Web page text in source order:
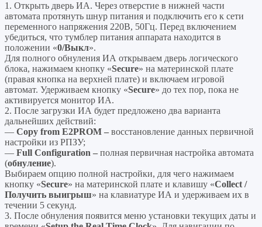
1. Открыть дверь ИА. Через отверстие в нижней части
автомата протянуть шнур питания и подключить его к сети
переменного напряжения 220В, 50Гц. Перед включением
убедиться, что тумблер питания аппарата находится в
положении «0/Выкл».
Для полного обнуления ИА открываем дверь логического
блока, нажимаем кнопку «Secure» на материнской плате
(правая кнопка на верхней плате) и включаем игровой
автомат. Удерживаем кнопку «Secure» до тех пор, пока не
активируется монитор ИА.
2. После загрузки ИА будет предложено два варианта
дальнейших действий:
— Copy from E2PROM – восстановление данных первичной
настройки из РПЗУ;
— Full Configuration – полная первичная настройка автомата
(обнуление).
Выбираем опцию полной настройки, для чего нажимаем
кнопку «Secure» на материнской плате и клавишу «Collect /
Получить выигрыш» на клавиатуре ИА и удерживаем их в
течении 5 секунд.
3. После обнуления появится меню установки текущих даты и